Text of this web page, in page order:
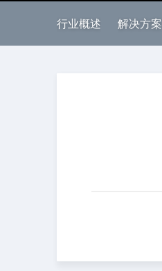
行业概述 解决方案